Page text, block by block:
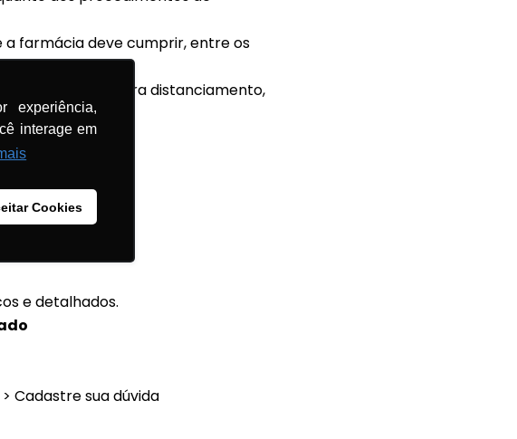
experiência,
interage em
Cookies
farmácia deve cumprir, entre os
filas, espaços para distanciamento,
e detalhados.
Cadastre sua dúvida